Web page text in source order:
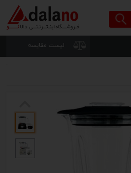
لیست مقایسه